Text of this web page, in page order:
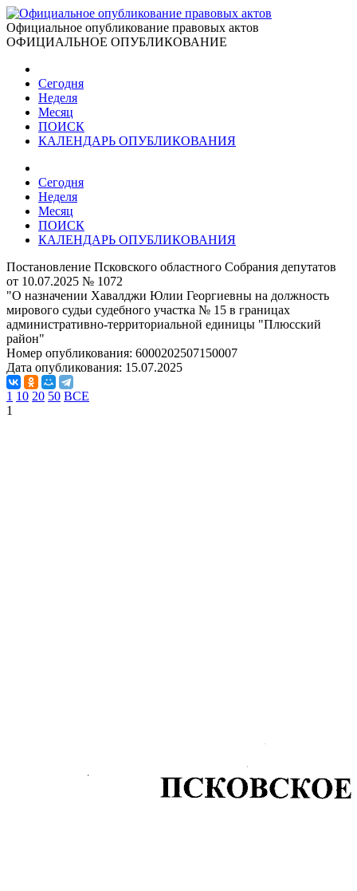
Официальное опубликование правовых актов
ОФИЦИАЛЬНОЕ ОПУБЛИКОВАНИЕ
Сегодня
Неделя
Месяц
ПОИСК
КАЛЕНДАРЬ ОПУБЛИКОВАНИЯ
Сегодня
Неделя
Месяц
ПОИСК
КАЛЕНДАРЬ ОПУБЛИКОВАНИЯ
Постановление Псковского областного Собрания депутатов
от 10.07.2025 № 1072
"О назначении Хавалджи Юлии Георгиевны на должность
мирового судьи судебного участка № 15 в границах
административно-территориальной единицы "Плюсский
район"
Номер опубликования: 6000202507150007
Дата опубликования: 15.07.2025
1 10 20 50 ВСЕ
1